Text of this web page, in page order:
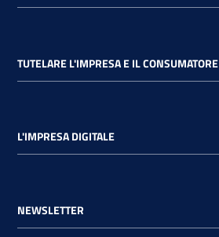
TUTELARE L'IMPRESA E IL CONSUMATORE
L'IMPRESA DIGITALE
NEWSLETTER